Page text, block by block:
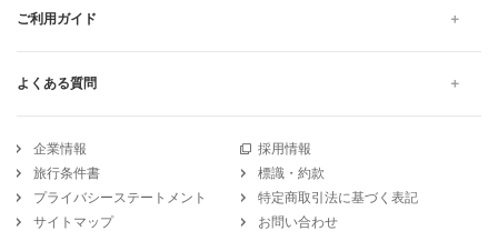
ご利用ガイド
よくある質問
企業情報
採用情報
旅行条件書
標識・約款
プライバシーステートメント
特定商取引法に基づく表記
サイトマップ
お問い合わせ